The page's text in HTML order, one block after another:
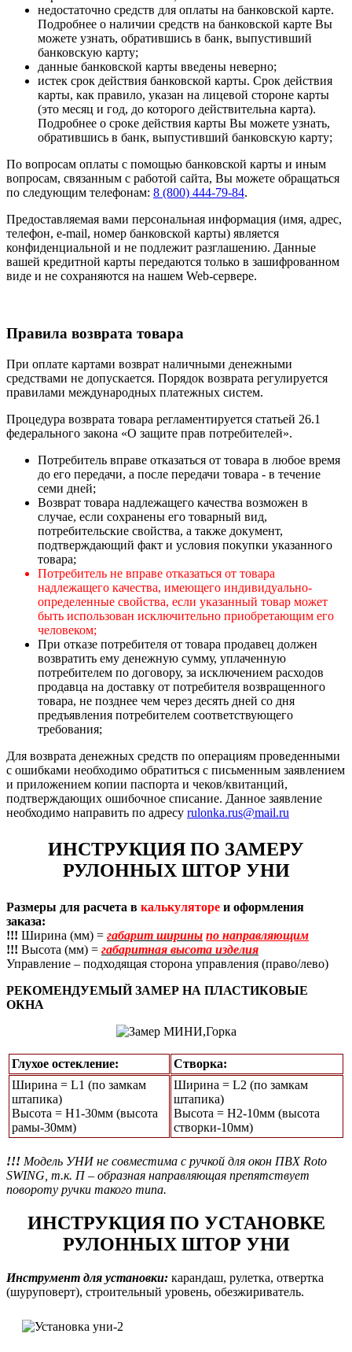
недостаточно средств для оплаты на банковской карте.
Подробнее о наличии средств на банковской карте Вы
можете узнать, обратившись в банк, выпустивший
банковскую карту;
данные банковской карты введены неверно;
истек срок действия банковской карты. Срок действия
карты, как правило, указан на лицевой стороне карты
(это месяц и год, до которого действительна карта).
Подробнее о сроке действия карты Вы можете узнать,
обратившись в банк, выпустивший банковскую карту;
По вопросам оплаты с помощью банковской карты и иным
вопросам, связанным с работой сайта, Вы можете обращаться
по следующим телефонам: 8 (800) 444-79-84.
Предоставляемая вами персональная информация (имя, адрес,
телефон, e-mail, номер банковской карты) является
конфиденциальной и не подлежит разглашению. Данные
вашей кредитной карты передаются только в зашифрованном
виде и не сохраняются на нашем Web-сервере.
Правила возврата товара
При оплате картами возврат наличными денежными
средствами не допускается. Порядок возврата регулируется
правилами международных платежных систем.
Процедура возврата товара регламентируется статьей 26.1
федерального закона «О защите прав потребителей».
Потребитель вправе отказаться от товара в любое время
до его передачи, а после передачи товара - в течение
семи дней;
Возврат товара надлежащего качества возможен в
случае, если сохранены его товарный вид,
потребительские свойства, а также документ,
подтверждающий факт и условия покупки указанного
товара;
Потребитель не вправе отказаться от товара
надлежащего качества, имеющего индивидуально-
определенные свойства, если указанный товар может
быть использован исключительно приобретающим его
человеком;
При отказе потребителя от товара продавец должен
возвратить ему денежную сумму, уплаченную
потребителем по договору, за исключением расходов
продавца на доставку от потребителя возвращенного
товара, не позднее чем через десять дней со дня
предъявления потребителем соответствующего
требования;
Для возврата денежных средств по операциям проведенными
с ошибками необходимо обратиться с письменным заявлением
и приложением копии паспорта и чеков/квитанций,
подтверждающих ошибочное списание. Данное заявление
необходимо направить по адресу rulonka.rus@mail.ru
ИНСТРУКЦИЯ ПО ЗАМЕРУ
РУЛОННЫХ ШТОР УНИ
Размеры для расчета в калькуляторе и оформления
заказа:
!!! Ширина (мм) = габарит ширины по направляющим
!!! Высота (мм) = габаритная высота изделия
Управление – подходящая сторона управления (право/лево)
РЕКОМЕНДУЕМЫЙ ЗАМЕР НА ПЛАСТИКОВЫЕ
ОКНА
Глухое остекление:
Створка:
Ширина = L1 (по замкам
штапика)
Высота = Н1-30мм (высота
рамы-30мм)
Ширина = L2 (по замкам
штапика)
Высота = H2-10мм (высота
створки-10мм)
!!! Модель УНИ не совместима с ручкой для окон ПВХ Roto
SWING, т.к. П – образная направляющая препятствует
повороту ручки такого типа.
ИНСТРУКЦИЯ ПО УСТАНОВКЕ
РУЛОННЫХ ШТОР УНИ
Инструмент для установки: карандаш, рулетка, отвертка
(шуруповерт), строительный уровень, обезжириватель.